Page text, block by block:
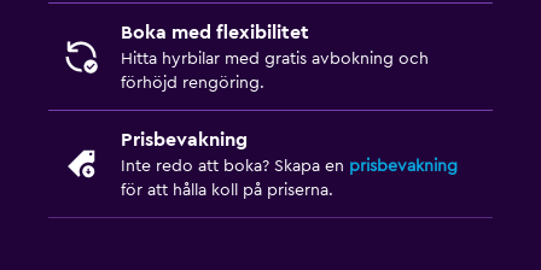
Boka med flexibilitet
Hitta hyrbilar med gratis avbokning och
förhöjd rengöring.
Prisbevakning
Inte redo att boka? Skapa en prisbevakning
för att hålla koll på priserna.